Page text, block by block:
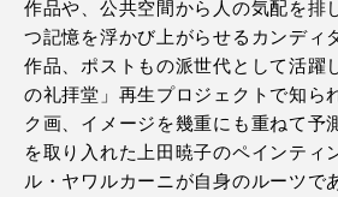
作品や、公共空間から人の気配を排
つ記憶を浮かび上がらせるカンディ
作品、ポストもの派世代として活躍
の礼拝堂」再生プロジェクトで知ら
ク画、イメージを幾重にも重ねて予
を取り入れた上田暁子のペインティ
ル・ヤワルカーニが自身のルーツで